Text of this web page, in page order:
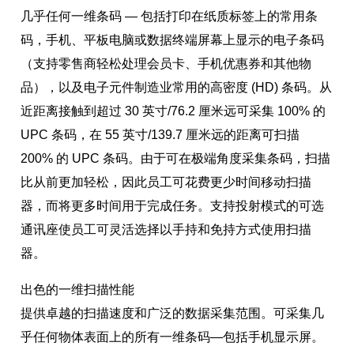
几乎任何一维条码 — 包括打印在纸质标签上的常用条
码，手机、平板电脑或数据终端屏幕上显示的电子条码
（支持零售商轻松处理会员卡、手机优惠券和其他物
品），以及电子元件制造业常用的高密度 (HD) 条码。从
近距离接触到超过 30 英寸/76.2 厘米远可采集 100% 的
UPC 条码，在 55 英寸/139.7 厘米远的距离可扫描
200% 的 UPC 条码。由于可在极端角度采集条码，扫描
比从前更加轻松，因此员工可花费更少时间移动扫描
器，而将更多时间用于完成任务。支持投射模式的可选
通讯座使员工可灵活选择以手持和免持方式使用扫描
器。
出色的一维扫描性能
提供卓越的扫描速度和广泛的数据采集范围。可采集几
乎任何物体表面上的所有一维条码—包括手机显示屏。